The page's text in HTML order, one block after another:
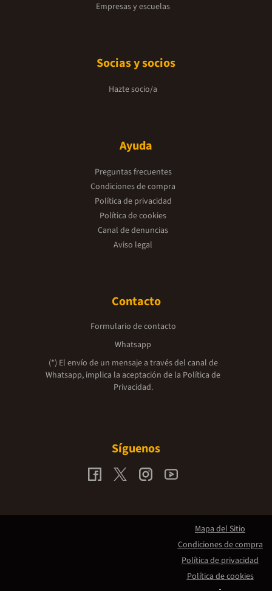
Empresas y escuelas
Socias y socios
Hazte socio/a
Ayuda
Preguntas frecuentes
Condiciones de compra
Política de privacidad
Política de cookies
Canal de denuncias
Aviso legal
Contacto
Formulario de contacto
Whatsapp
(*) El envío de un mensaje a través del canal de
Whatsapp, implica la aceptación de la Política de
Privacidad.
Síguenos
Mapa del Sitio
Condiciones de compra
Política de privacidad
Política de cookies